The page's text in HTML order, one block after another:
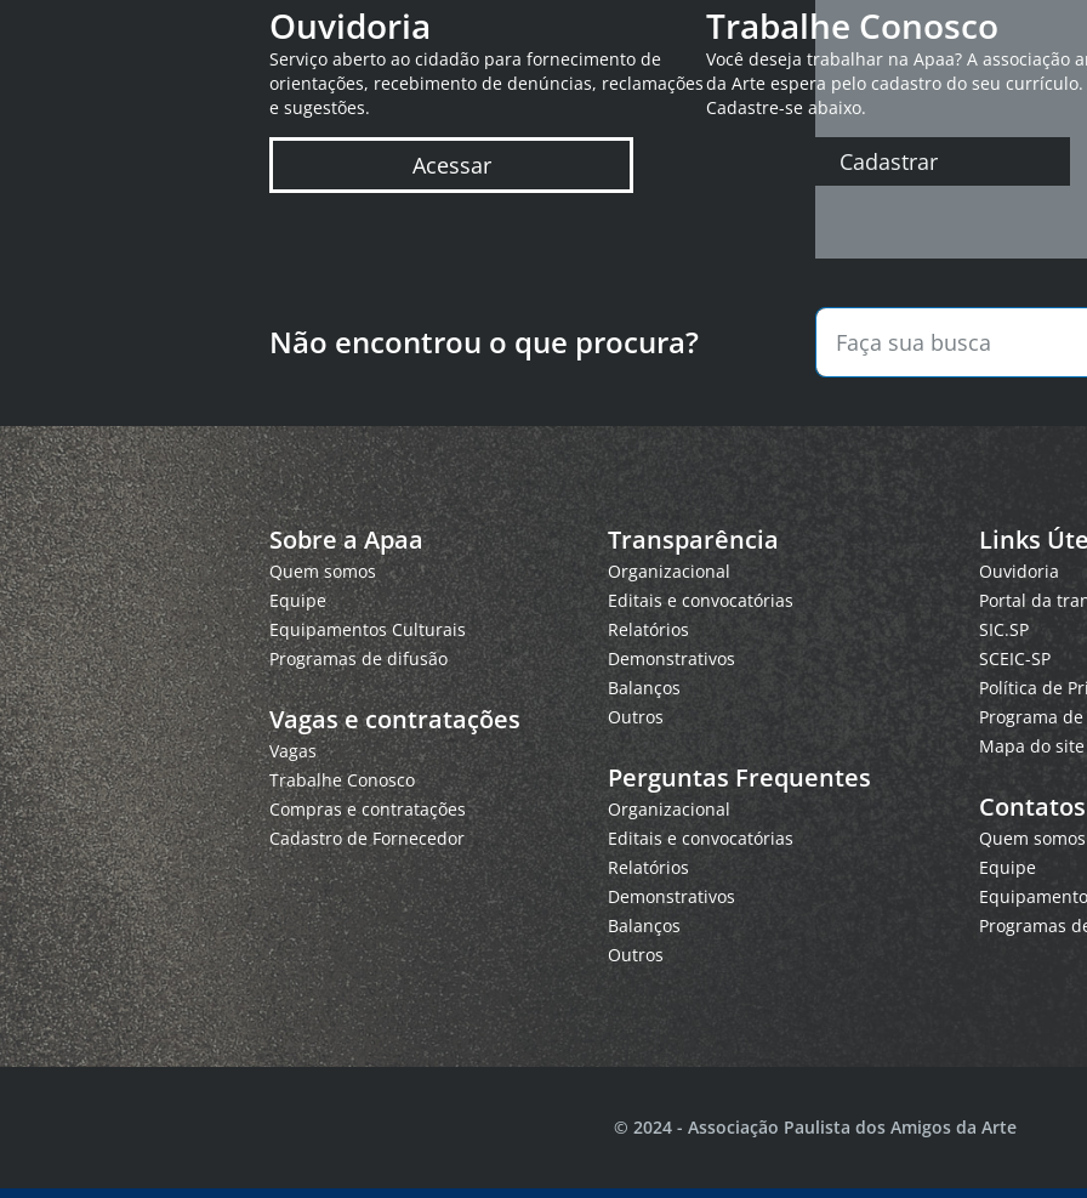
Ouvidoria
Serviço aberto ao cidadão para fornecimento de
orientações, recebimento de denúncias, reclamações
e sugestões.
Acessar
Trabalhe Conosco
Você deseja trabalhar na Apaa? A associação
da Arte espera pelo cadastro do seu currículo.
Cadastre-se abaixo.
Cadastrar
Não encontrou o que procura?
Sobre a Apaa
Quem somos
Equipe
Equipamentos Culturais
Programas de difusão
Vagas e contratações
Vagas
Trabalhe Conosco
Compras e contratações
Cadastro de Fornecedor
Transparência
Organizacional
Editais e convocatórias
Relatórios
Demonstrativos
Balanços
Outros
Perguntas Frequentes
Organizacional
Editais e convocatórias
Relatórios
Demonstrativos
Balanços
Outros
Links
Ouvidoria
Portal da
SIC.SP
SCEIC-SP
Política de
Programa
Mapa do site
Contatos
Quem somos
Equipe
Programas
© 2024 - Associação Paulista dos Amigos da Arte